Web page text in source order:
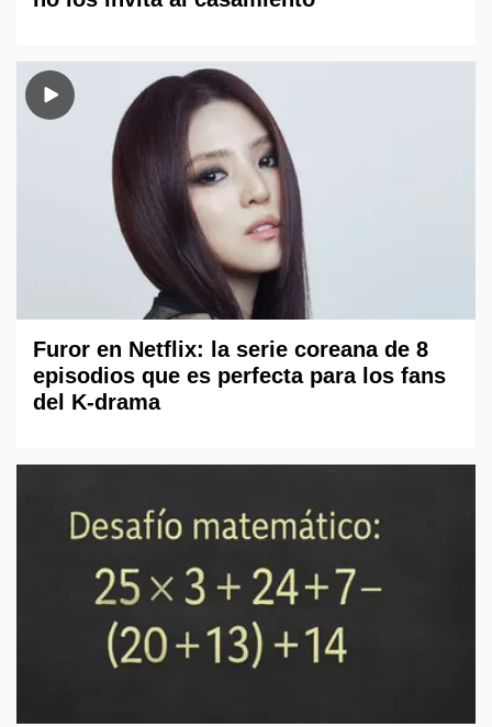
Furor en Netflix: la serie coreana de 8
episodios que es perfecta para los fans
del K-drama